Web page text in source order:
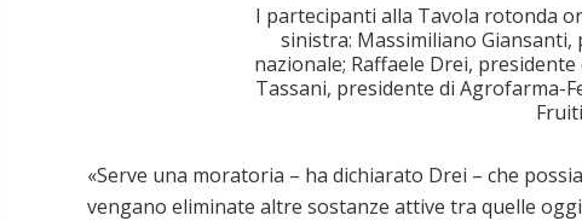
I partecipanti alla Tavola rotonda
sinistra: Massimiliano
nazionale; Raffaele Drei,
Tassani, presidente di Agrofarma-
«Serve una moratoria – ha dichiarato Drei – che
vengano eliminate altre sostanze attive tra quelle